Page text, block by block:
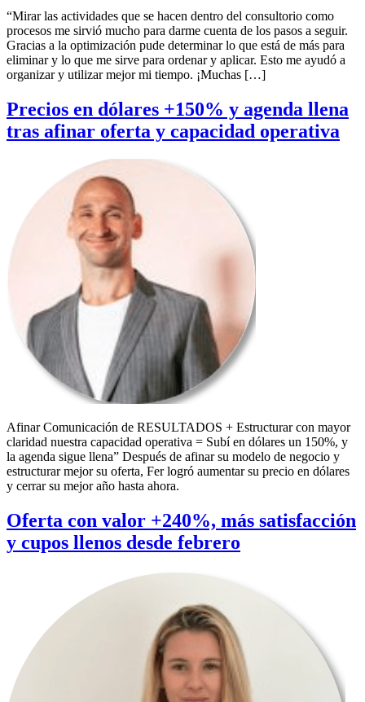
“Mirar las actividades que se hacen dentro del consultorio como
procesos me sirvió mucho para darme cuenta de los pasos a seguir.
Gracias a la optimización pude determinar lo que está de más para
eliminar y lo que me sirve para ordenar y aplicar. Esto me ayudó a
organizar y utilizar mejor mi tiempo. ¡Muchas […]
Precios en dólares +150% y agenda llena
tras afinar oferta y capacidad operativa
Afinar Comunicación de RESULTADOS + Estructurar con mayor
claridad nuestra capacidad operativa = Subí en dólares un 150%, y
la agenda sigue llena” Después de afinar su modelo de negocio y
estructurar mejor su oferta, Fer logró aumentar su precio en dólares
y cerrar su mejor año hasta ahora.
Oferta con valor +240%, más satisfacción
y cupos llenos desde febrero